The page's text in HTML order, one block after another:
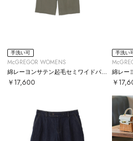
手洗い可
McGREGOR WOMENS
綿レーヨンサテン起毛セミワイドパンツ
￥17,600
手洗い
￥